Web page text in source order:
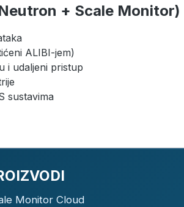
+ Scale Monitor)
ALIBI-jem)
i udaljeni pristup
sustavima
Monitor Cloud